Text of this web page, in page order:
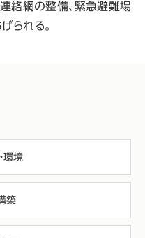
絡網の整備、緊急避難場
られる。
環境
築